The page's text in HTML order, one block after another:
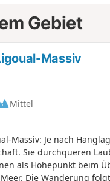
Gebiet
Massiv
Mittel
Massiv: Je nach
Sie durchqueren
als Höhepunkt beim
Die Wanderung